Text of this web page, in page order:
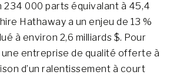
000 parts équivalant à 45,4
Hathaway a un enjeu de 13 %
à environ 2,6 milliards $. Pour
une entreprise de qualité offerte à
d’un ralentissement à court